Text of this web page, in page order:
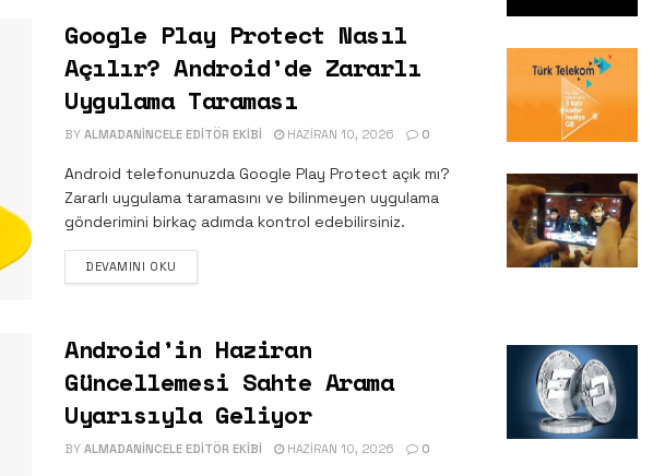
Google Play Protect Nasıl
Açılır? Android’de Zararlı
Uygulama Taraması
BY ALMADANINCELE EDITÖR EKIBI HAZIRAN 10, 2026 0
Android telefonunuzda Google Play Protect açık mı?
Zararlı uygulama taramasını ve bilinmeyen uygulama
gönderimini birkaç adımda kontrol edebilirsiniz.
DEVAMINI OKU
Android’in Haziran
Güncellemesi Sahte Arama
Uyarısıyla Geliyor
BY ALMADANINCELE EDITÖR EKIBI HAZIRAN 10, 2026 0